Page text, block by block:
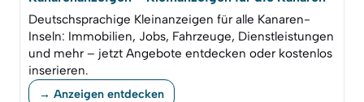
Deutschsprachige Kleinanzeigen für alle Kanaren-
Inseln: Immobilien, Jobs, Fahrzeuge, Dienstleistungen
und mehr – jetzt Angebote entdecken oder kostenlos
inserieren.
→ Anzeigen entdecken